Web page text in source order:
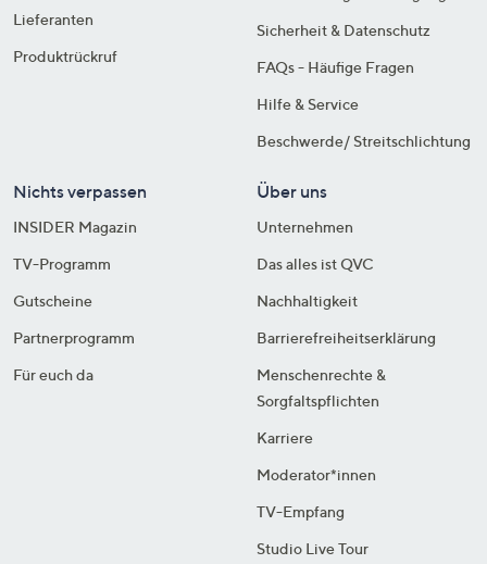
Lieferanten
Produktrückruf
Sicherheit & Datenschutz
FAQs - Häufige Fragen
Hilfe & Service
Beschwerde/ Streitschlichtung
Nichts verpassen
INSIDER Magazin
TV-Programm
Gutscheine
Partnerprogramm
Für euch da
Über uns
Unternehmen
Das alles ist QVC
Nachhaltigkeit
Barrierefreiheitserklärung
Menschenrechte &
Sorgfaltspflichten
Karriere
Moderator*innen
TV-Empfang
Studio Live Tour